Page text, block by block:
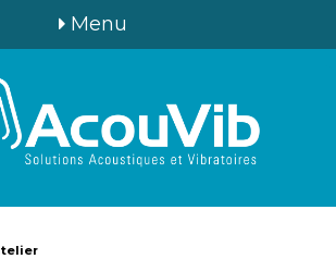
Menu